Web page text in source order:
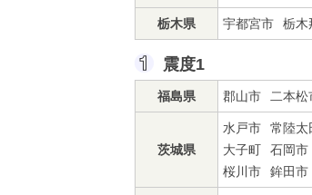
栃木県 宇都宮市 栃木
震度1
福島県 郡山市 二本松
茨城県
水戸市 常陸太
大子町
石岡市
桜川市
鉾田市